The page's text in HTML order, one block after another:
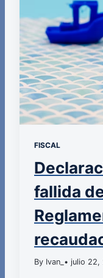
FISCAL
fallida
By Ivan_ • julio 22,